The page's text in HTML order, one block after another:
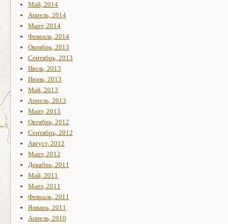
Май, 2014
Апрель, 2014
Март, 2014
Февраль, 2014
Октябрь, 2013
Сентябрь, 2013
Июль, 2013
Июнь, 2013
Май, 2013
Апрель, 2013
Март, 2013
Октябрь, 2012
Сентябрь, 2012
Август, 2012
Март, 2012
Декабрь, 2011
Май, 2011
Март, 2011
Февраль, 2011
Январь, 2011
Апрель, 2010